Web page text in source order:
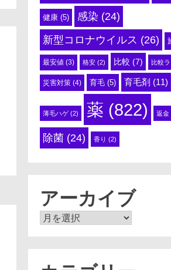
健康 (5) 感染 (24)
新型コロナウイルス (26)
最安値 (3) 格安 (2) 比較 (7) 比較
災害対策 (4) 育毛 (5) 育毛剤 (11)
薄毛ハゲ(2) 薬 (822) 返金
除菌 (24) 香り (2)
アーカイブ
ア